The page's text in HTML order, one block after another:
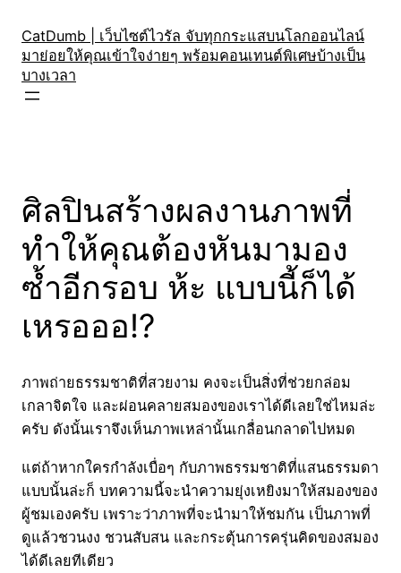
content
CatDumb | เว็บไซต์ไวรัล จับทุกกระแสบนโลกออนไลน์
มาย่อยให้คุณเข้าใจง่ายๆ พร้อมคอนเทนต์พิเศษบ้างเป็น
บางเวลา
ศิลปินสร้างผลงานภาพที่
ทำให้คุณต้องหันมามอง
ซ้ำอีกรอบ ห้ะ แบบนี้ก็ได้
เหรอออ!?
ภาพถ่ายธรรมชาติที่สวยงาม คงจะเป็นสิ่งที่ช่วยกล่อม
เกลาจิตใจ และผ่อนคลายสมองของเราได้ดีเลยใช่ไหมล่ะ
ครับ ดังนั้นเราจึงเห็นภาพเหล่านั้นเกลื่อนกลาดไปหมด
แต่ถ้าหากใครกำลังเบื่อๆ กับภาพธรรมชาติที่แสนธรรมดา
แบบนั้นล่ะก็ บทความนี้จะนำความยุ่งเหยิงมาให้สมองของ
ผู้ชมเองครับ เพราะว่าภาพที่จะนำมาให้ชมกัน เป็นภาพที่
ดูแล้วชวนงง ชวนสับสน และกระตุ้นการครุ่นคิดของสมอง
ได้ดีเลยทีเดียว